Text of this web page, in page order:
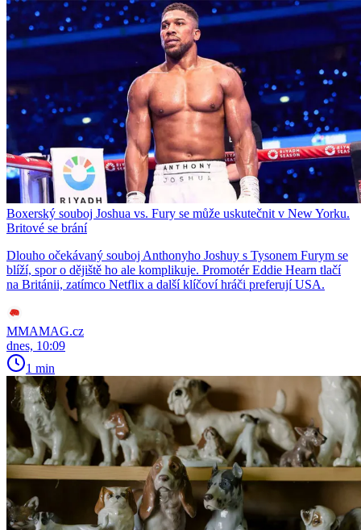
Boxerský souboj Joshua vs. Fury se může uskutečnit v New Yorku.
Britové se brání
Dlouho očekávaný souboj Anthonyho Joshuy s Tysonem Furym se
blíží, spor o dějiště ho ale komplikuje. Promotér Eddie Hearn tlačí
na Británii, zatímco Netflix a další klíčoví hráči preferují USA.
MMAMAG.cz
dnes, 10:09
1 min